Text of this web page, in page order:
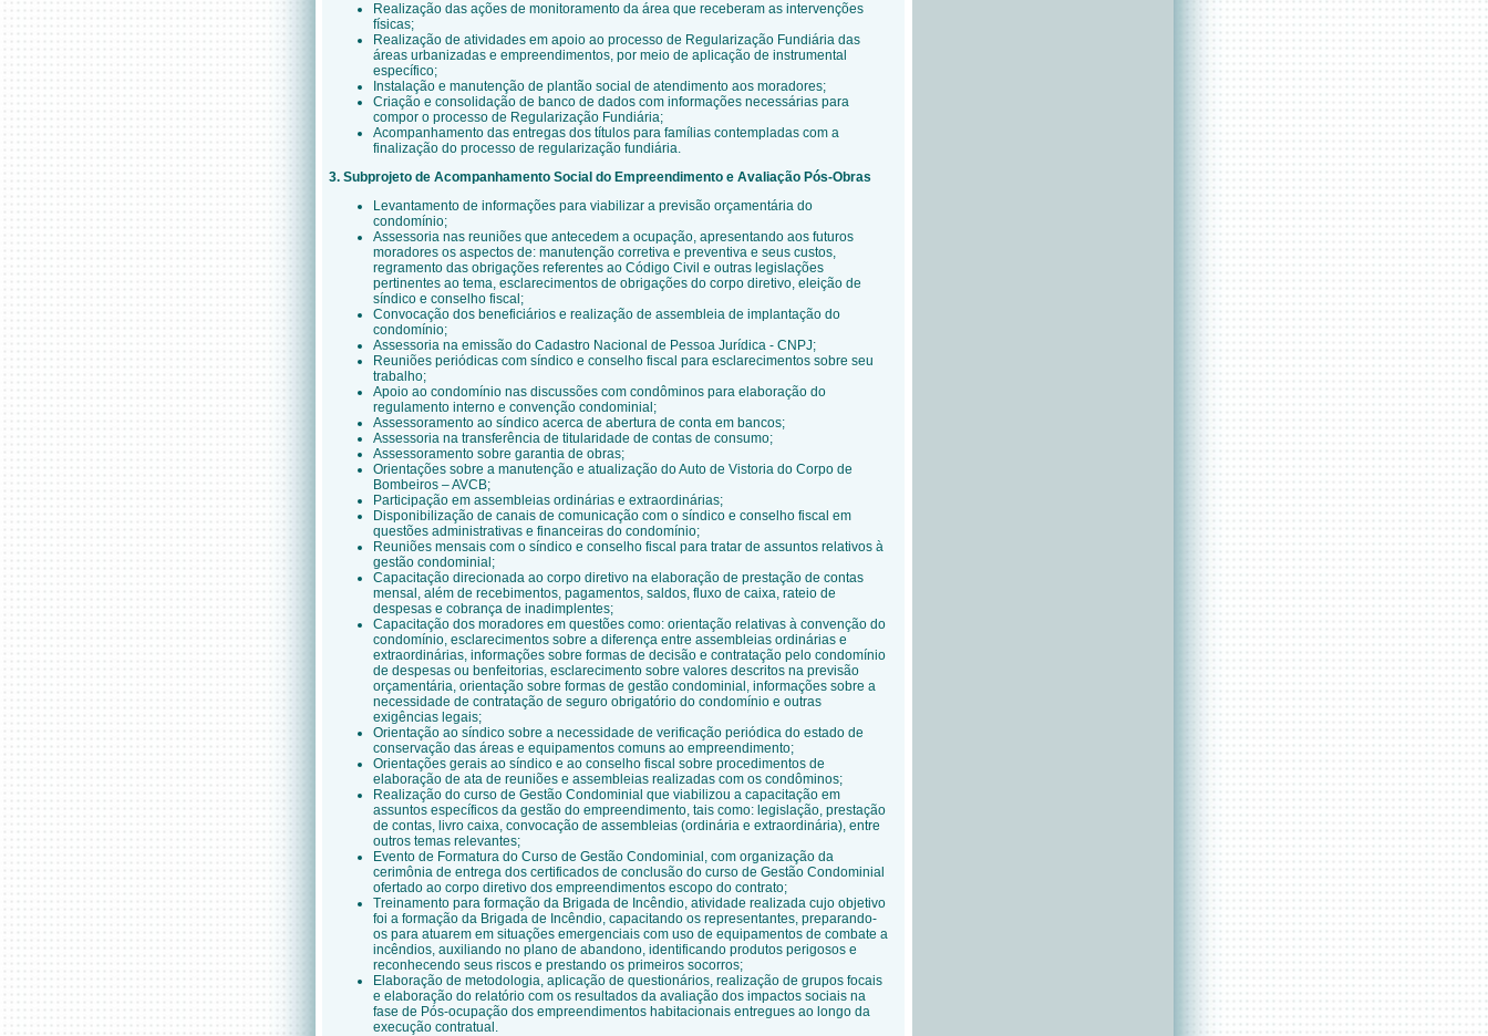
Realização das ações de monitoramento da área que receberam as intervenções
físicas;
Realização de atividades em apoio ao processo de Regularização Fundiária das
áreas urbanizadas e empreendimentos, por meio de aplicação de instrumental
específico;
Instalação e manutenção de plantão social de atendimento aos moradores;
Criação e consolidação de banco de dados com informações necessárias para
compor o processo de Regularização Fundiária;
Acompanhamento das entregas dos títulos para famílias contempladas com a
finalização do processo de regularização fundiária.
3. Subprojeto de Acompanhamento Social do Empreendimento e Avaliação Pós-Obras
Levantamento de informações para viabilizar a previsão orçamentária do
condomínio;
Assessoria nas reuniões que antecedem a ocupação, apresentando aos futuros
moradores os aspectos de: manutenção corretiva e preventiva e seus custos,
regramento das obrigações referentes ao Código Civil e outras legislações
pertinentes ao tema, esclarecimentos de obrigações do corpo diretivo, eleição de
síndico e conselho fiscal;
Convocação dos beneficiários e realização de assembleia de implantação do
condomínio;
Assessoria na emissão do Cadastro Nacional de Pessoa Jurídica - CNPJ;
Reuniões periódicas com síndico e conselho fiscal para esclarecimentos sobre seu
trabalho;
Apoio ao condomínio nas discussões com condôminos para elaboração do
regulamento interno e convenção condominial;
Assessoramento ao síndico acerca de abertura de conta em bancos;
Assessoria na transferência de titularidade de contas de consumo;
Assessoramento sobre garantia de obras;
Orientações sobre a manutenção e atualização do Auto de Vistoria do Corpo de
Bombeiros – AVCB;
Participação em assembleias ordinárias e extraordinárias;
Disponibilização de canais de comunicação com o síndico e conselho fiscal em
questões administrativas e financeiras do condomínio;
Reuniões mensais com o síndico e conselho fiscal para tratar de assuntos relativos à
gestão condominial;
Capacitação direcionada ao corpo diretivo na elaboração de prestação de contas
mensal, além de recebimentos, pagamentos, saldos, fluxo de caixa, rateio de
despesas e cobrança de inadimplentes;
Capacitação dos moradores em questões como: orientação relativas à convenção do
condomínio, esclarecimentos sobre a diferença entre assembleias ordinárias e
extraordinárias, informações sobre formas de decisão e contratação pelo condomínio
de despesas ou benfeitorias, esclarecimento sobre valores descritos na previsão
orçamentária, orientação sobre formas de gestão condominial, informações sobre a
necessidade de contratação de seguro obrigatório do condomínio e outras
exigências legais;
Orientação ao síndico sobre a necessidade de verificação periódica do estado de
conservação das áreas e equipamentos comuns ao empreendimento;
Orientações gerais ao síndico e ao conselho fiscal sobre procedimentos de
elaboração de ata de reuniões e assembleias realizadas com os condôminos;
Realização do curso de Gestão Condominial que viabilizou a capacitação em
assuntos específicos da gestão do empreendimento, tais como: legislação, prestação
de contas, livro caixa, convocação de assembleias (ordinária e extraordinária), entre
outros temas relevantes;
Evento de Formatura do Curso de Gestão Condominial, com organização da
cerimônia de entrega dos certificados de conclusão do curso de Gestão Condominial
ofertado ao corpo diretivo dos empreendimentos escopo do contrato;
Treinamento para formação da Brigada de Incêndio, atividade realizada cujo objetivo
foi a formação da Brigada de Incêndio, capacitando os representantes, preparando-
os para atuarem em situações emergenciais com uso de equipamentos de combate a
incêndios, auxiliando no plano de abandono, identificando produtos perigosos e
reconhecendo seus riscos e prestando os primeiros socorros;
Elaboração de metodologia, aplicação de questionários, realização de grupos focais
e elaboração do relatório com os resultados da avaliação dos impactos sociais na
fase de Pós-ocupação dos empreendimentos habitacionais entregues ao longo da
execução contratual.